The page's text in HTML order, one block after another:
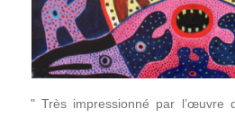
" Très impressionné par l’œuvre